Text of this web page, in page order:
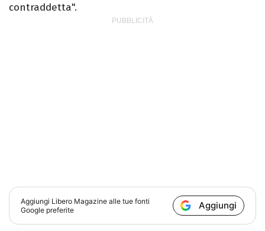
contraddetta".
Aggiungi Libero Magazine alle tue fonti
Google preferite
Aggiungi